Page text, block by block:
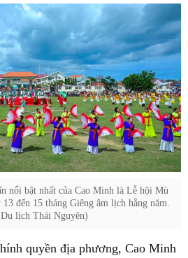
nổi bật nhất của Cao Minh là Lễ hội Mù
đến 15 tháng Giêng âm lịch hằng năm.
lịch Thái Nguyên)
quyền địa phương, Cao Minh